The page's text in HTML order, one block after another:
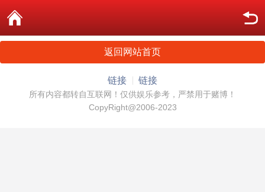
返回网站首页
链接 链接
所有内容都转自互联网！仅供娱乐参考，严禁用于赌博！
CopyRight@2006-2023